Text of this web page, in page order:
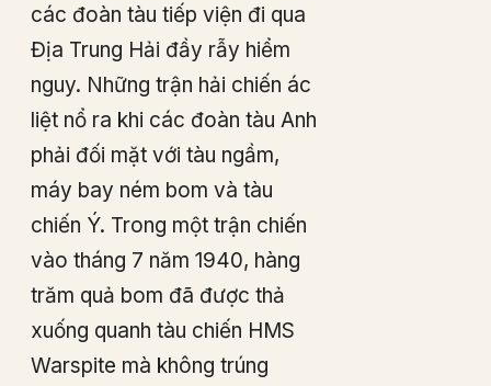
các đoàn tàu tiếp viện đi qua
Địa Trung Hải đầy rẫy hiểm
nguy. Những trận hải chiến ác
liệt nổ ra khi các đoàn tàu Anh
phải đối mặt với tàu ngầm,
máy bay ném bom và tàu
chiến Ý. Trong một trận chiến
vào tháng 7 năm 1940, hàng
trăm quả bom đã được thả
xuống quanh tàu chiến HMS
Warspite mà không trúng